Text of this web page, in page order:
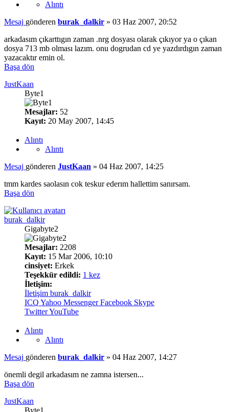
Alıntı
Mesaj gönderen burak_dalkir » 03 Haz 2007, 20:52
arkadasım çıkarttıgın zaman .nrg dosyası olarak çıkıyor ya o çıkan
dosya 713 mb olması lazım. onu dogrudan cd ye yazdırdıgın zaman
yazacaktır emin ol.
Başa dön
JustKaan
Byte1
Mesajlar: 52
Kayıt: 20 May 2007, 14:45
Alıntı
Alıntı
Mesaj gönderen JustKaan » 04 Haz 2007, 14:25
tmm kardes saolasın cok teskur ederım hallettim sanırsam.
Başa dön
burak_dalkir
Gigabyte2
Mesajlar: 2208
Kayıt: 15 Mar 2006, 10:10
cinsiyet: Erkek
Teşekkür edildi: 1 kez
İletişim:
İletişim burak_dalkir
ICQ Yahoo Messenger Facebook Skype
TwitterYouTube
Alıntı
Alıntı
Mesaj gönderen burak_dalkir » 04 Haz 2007, 14:27
önemli degil arkadasım ne zamna istersen...
Başa dön
JustKaan
Byte1